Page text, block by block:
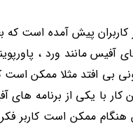
کاربران پیش آمده است
آفیس مانند ورد ،
کار با یکی از برنامه
ممکن است کاربر